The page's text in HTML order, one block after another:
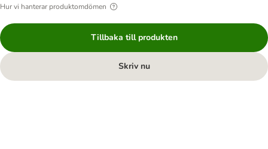
Hur vi hanterar produktomdömen
Tillbaka till produkten
Skriv nu